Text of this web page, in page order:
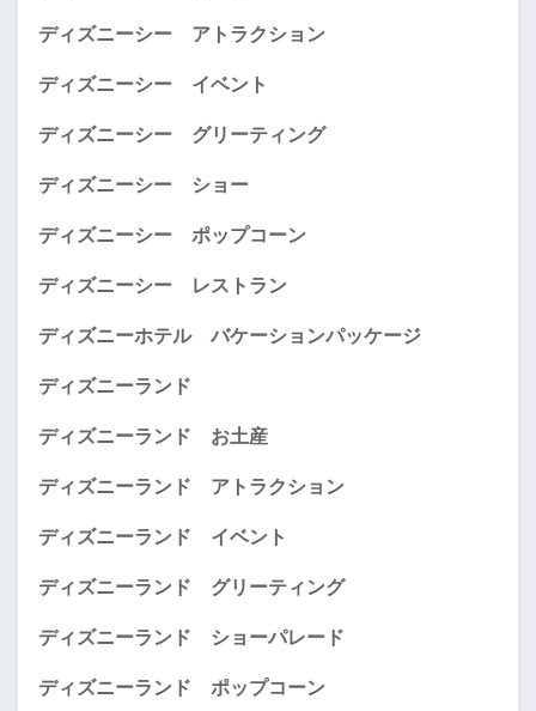
ディズニーシー アトラクション
ディズニーシー イベント
ディズニーシー グリーティング
ディズニーシー ショー
ディズニーシー ポップコーン
ディズニーシー レストラン
ディズニーホテル バケーションパッケージ
ディズニーランド
ディズニーランド お土産
ディズニーランド アトラクション
ディズニーランド イベント
ディズニーランド グリーティング
ディズニーランド ショーパレード
ディズニーランド ポップコーン